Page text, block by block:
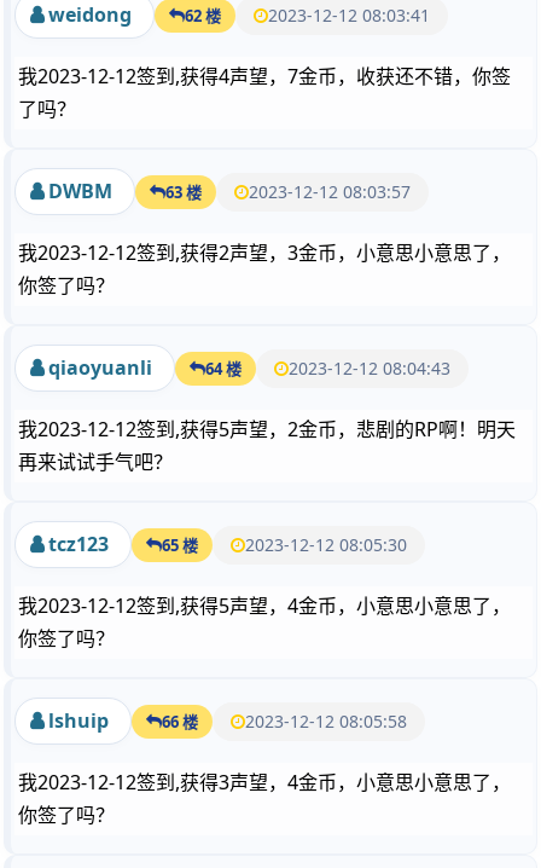
weidong 62 楼 2023-12-12 08:03:41
我2023-12-12签到,获得4声望，7金币，收获还不错，你签
了吗？
DWBM 63 楼 2023-12-12 08:03:57
我2023-12-12签到,获得2声望，3金币，小意思小意思了，
你签了吗？
qiaoyuanli 64 楼 2023-12-12 08:04:43
我2023-12-12签到,获得5声望，2金币，悲剧的RP啊！明天
再来试试手气吧？
tcz123 65 楼 2023-12-12 08:05:30
我2023-12-12签到,获得5声望，4金币，小意思小意思了，
你签了吗？
lshuip 66 楼 2023-12-12 08:05:58
我2023-12-12签到,获得3声望，4金币，小意思小意思了，
你签了吗？